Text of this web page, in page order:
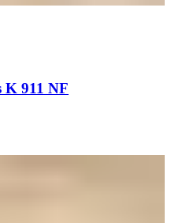
K 911 NF